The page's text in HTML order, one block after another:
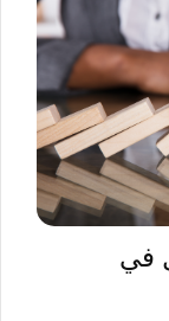
في